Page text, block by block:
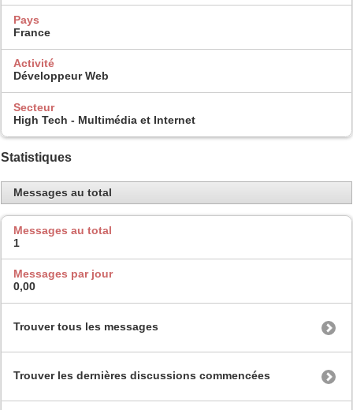
Pays
France
Activité
Développeur Web
Secteur
High Tech - Multimédia et Internet
Statistiques
Messages au total
Messages au total
1
Messages par jour
0,00
Trouver tous les messages
Trouver les dernières discussions commencées